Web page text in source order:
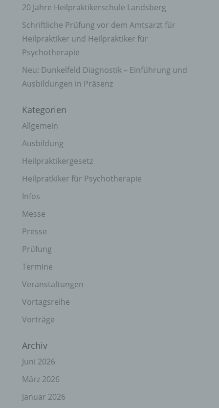
20 Jahre Heilpraktikerschule Landsberg
Schriftliche Prüfung vor dem Amtsarzt für
Heilpraktiker und Heilpraktiker für
Psychotherapie
Neu: Dunkelfeld Diagnostik – Einführung und
Ausbildungen in Präsenz
Kategorien
Allgemein
Ausbildung
Heilpraktikergesetz
Heilpratkiker für Psychotherapie
Infos
Messe
Presse
Prüfung
Termine
Veranstaltungen
Vortagsreihe
Vorträge
Archiv
Juni 2026
März 2026
Januar 2026